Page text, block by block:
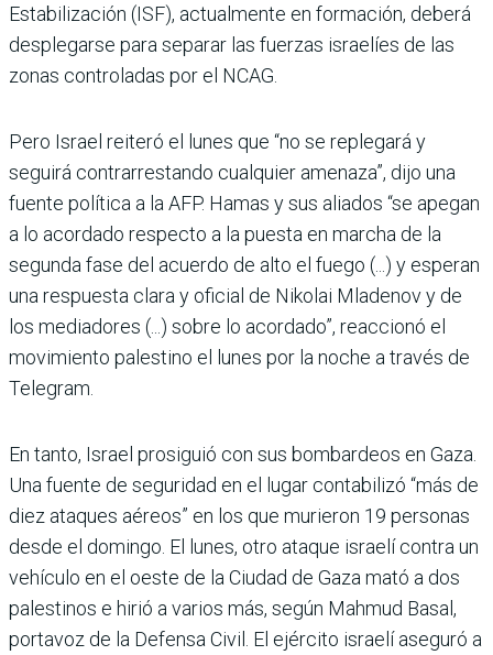
Estabilización (ISF), actualmente en formación, deberá
desplegarse para separar las fuerzas israelíes de las
zonas controladas por el NCAG.
Pero Israel reiteró el lunes que “no se replegará y
seguirá contrarrestando cualquier amenaza”, dijo una
fuente política a la AFP. Hamas y sus aliados “se apegan
a lo acordado respecto a la puesta en marcha de la
segunda fase del acuerdo de alto el fuego (...) y esperan
una respuesta clara y oficial de Nikolai Mladenov y de
los mediadores (...) sobre lo acordado”, reaccionó el
movimiento palestino el lunes por la noche a través de
Telegram.
En tanto, Israel prosiguió con sus bombardeos en Gaza.
Una fuente de seguridad en el lugar contabilizó “más de
diez ataques aéreos” en los que murieron 19 personas
desde el domingo. El lunes, otro ataque israelí contra un
vehículo en el oeste de la Ciudad de Gaza mató a dos
palestinos e hirió a varios más, según Mahmud Basal,
portavoz de la Defensa Civil. El ejército israelí aseguró a